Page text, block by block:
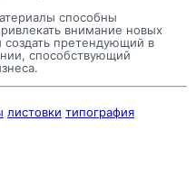
способны
внимание новых
претендующий в
способствующий
листовки типография